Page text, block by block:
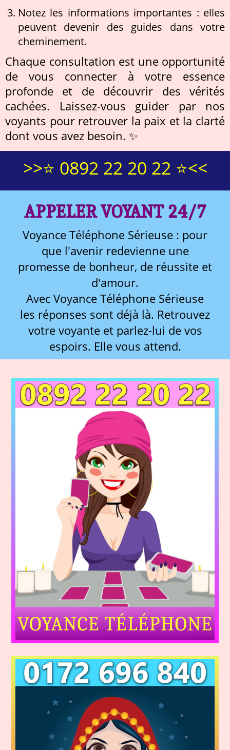
Notez les informations importantes : elles
peuvent devenir des guides dans votre
cheminement.
Chaque consultation est une opportunité
de vous connecter à votre essence
profonde et de découvrir des vérités
cachées. Laissez-vous guider par nos
voyants pour retrouver la paix et la clarté
dont vous avez besoin. ✨
>>⭐ 0892 22 20 22 ⭐<<
APPELER VOYANT 24/7
Voyance Téléphone Sérieuse : pour
que l'avenir redevienne une
promesse de bonheur, de réussite et
d'amour.
Avec Voyance Téléphone Sérieuse
les réponses sont déjà là. Retrouvez
votre voyante et parlez-lui de vos
espoirs. Elle vous attend.